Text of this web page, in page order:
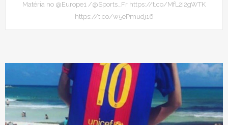
Matéria no @Europe1 /@Sports_Fr https://t.co/MfL2I2gWTK
https://t.co/w5ePmudj16